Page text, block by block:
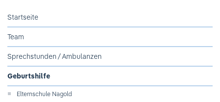
Ausbildung & Studium
Jobs & Karriere
Der Klinikverbund Südwest
Startseite
Team
Sprechstunden / Ambulanzen
Geburtshilfe
Elternschule Nagold